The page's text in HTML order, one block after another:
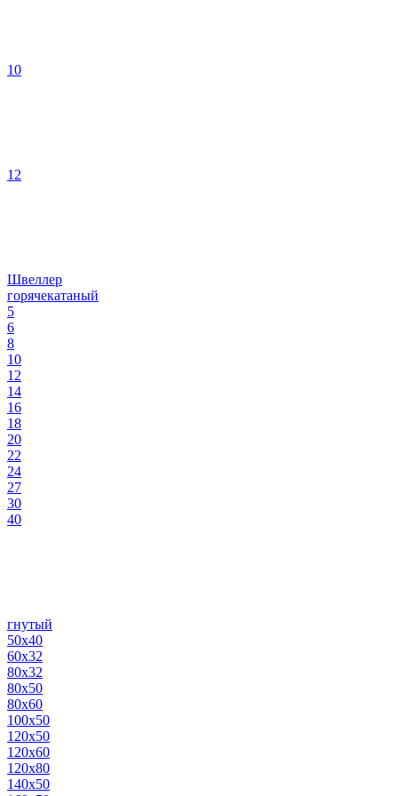
10
12
Швеллер
горячекатаный
5
6
8
10
12
14
16
18
20
22
24
27
30
40
гнутый
50х40
60х32
80х32
80х50
80х60
100х50
120х50
120х60
120х80
140х50